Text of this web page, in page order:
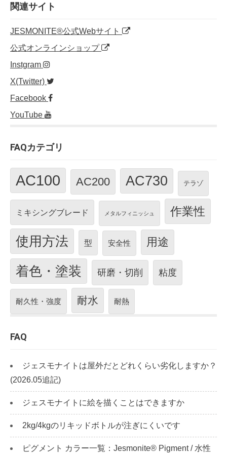
o
o
k
関連サイト
JESMONITE®公式Webサイト
公式オンラインショップ
Instgram
X(Twitter)
Facebook
YouTube
FAQカテゴリ
AC100 AC200 AC730 テラゾ
ミキシングブレード メタルフィニッシュ 作業性
使用方法 型 安全性 用途
着色・塗装 研磨・切削 粘度
耐久性・強度 耐水 耐熱
FAQ
ジェスモナイトは屋外だとどれくらい劣化しますか？
(2026.05追記)
ジェスモナイトに絵を描くことはできますか
2kg/4kgのリキッドボトルが注ぎにくいです
ピグメント カラー一覧：Jesmonite® Pigment / 水性